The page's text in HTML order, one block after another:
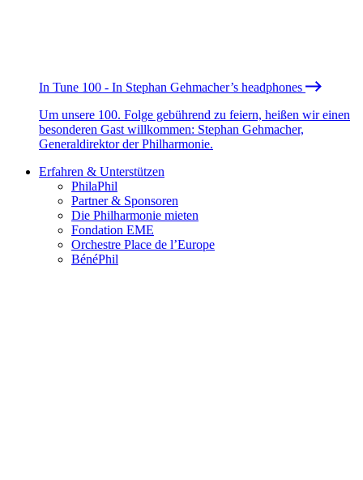
In Tune 100 - In Stephan Gehmacher’s headphones
Um unsere 100. Folge gebührend zu feiern, heißen wir einen
besonderen Gast willkommen: Stephan Gehmacher,
Generaldirektor der Philharmonie.
Erfahren & Unterstützen
PhilaPhil
Partner & Sponsoren
Die Philharmonie mieten
Fondation EME
Orchestre Place de l’Europe
BénéPhil